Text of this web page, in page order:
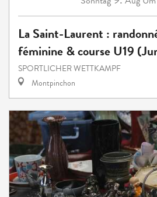
La Saint-Laurent :
féminine & course U19
SPORTLICHER WETTKAMPF
Montpinchon